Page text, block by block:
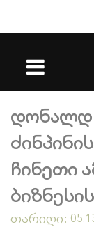
დონალდ
ჩინეთი
თარიღი: